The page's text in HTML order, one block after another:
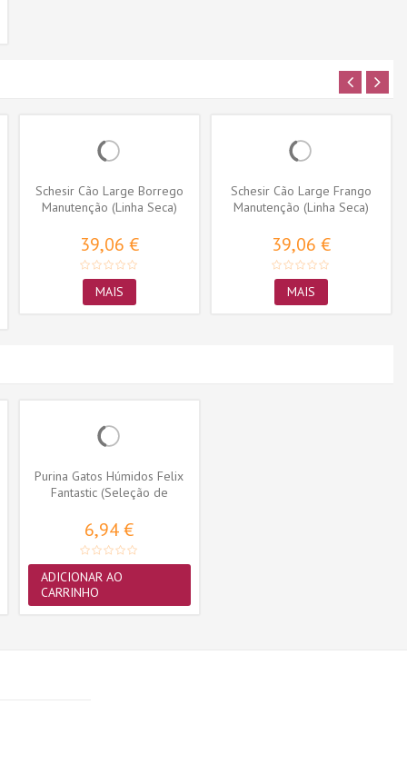
Schesir Cão Large Borrego
Manutenção (Linha Seca)
39,06 €
MAIS
Schesir Cão Large Frango
Manutenção (Linha Seca)
39,06 €
MAIS
Purina Gatos Húmidos Felix
Fantastic (Seleção de
6,94 €
ADICIONAR AO
CARRINHO